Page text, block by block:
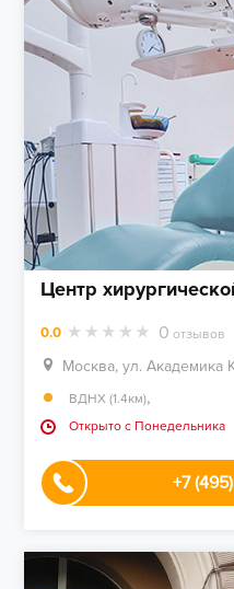
Центр
0.0 0 отзывов
Москва, ул. Академика
ВДНХ (1.4км),
Открыто c Понедельника
+7